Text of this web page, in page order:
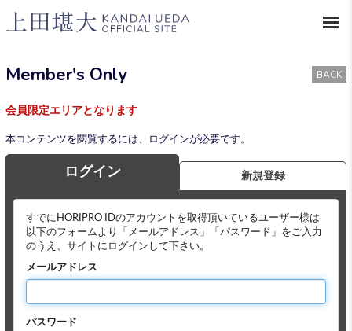
Member's Only BACK
会員限定エリアとなります
本コンテンツを閲覧するには、ログインが必要です。
ログイン 新規登録
すでにHORIPRO IDのアカウントを取得頂いているユーザー様は
以下のフォームより「メールアドレス」「パスワード」をご入力
のうえ、サイトにログインして下さい。
メールアドレス
パスワード